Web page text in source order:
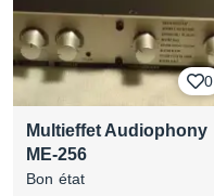
0
Multieffet Audiophony
ME-256
Bon état